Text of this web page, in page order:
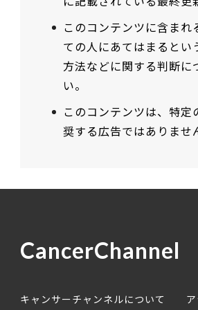
このコンテンツに含まれ
ての人にあてはまるとい
方法などに関する判断に
い。
このコンテンツは、特
奨する広告ではありませ
CancerChannel
キャンサーチャンネルについて